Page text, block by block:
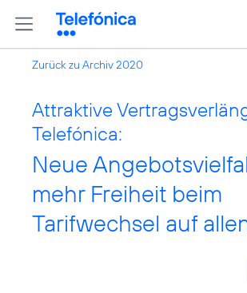
Zurück zu Archiv 2020
Attraktive
Telefónica:
Neue
mehr Freiheit beim
Tarifwechsel auf